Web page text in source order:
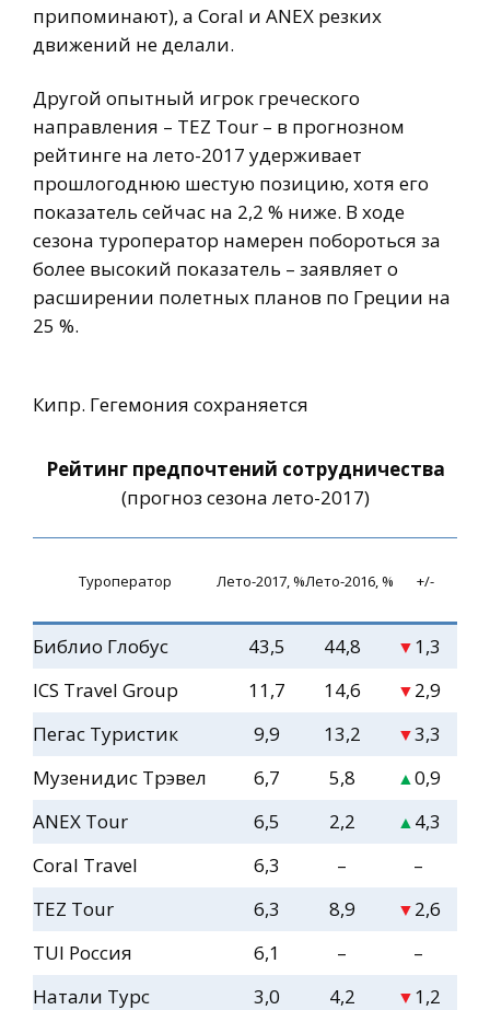
припоминают), а Coral и ANEX резких
движений не делали.
Другой опытный игрок греческого
направления – TEZ Tour – в прогнозном
рейтинге на лето-2017 удерживает
прошлогоднюю шестую позицию, хотя его
показатель сейчас на 2,2 % ниже. В ходе
сезона туроператор намерен побороться за
более высокий показатель – заявляет о
расширении полетных планов по Греции на
25 %.
Кипр. Гегемония сохраняется
Рейтинг предпочтений сотрудничества
(прогноз сезона лето-2017)
Туроператор Лето-2017, %Лето-2016, % +/-
Библио Глобус 43,5 44,8 ▼1,3
ICS Travel Group
11,7 14,6 ▼2,9
Пегас Туристик
9,9 13,2 ▼3,3
Музенидис Трэвел
6,7 5,8 ▲0,9
ANEX Tour
6,5 2,2 ▲4,3
Coral Travel
6,3 –
–
TEZ Tour
6,3 8,9 ▼2,6
TUI Россия
6,1 –
–
Натали Турс
3,0 4,2 ▼1,2